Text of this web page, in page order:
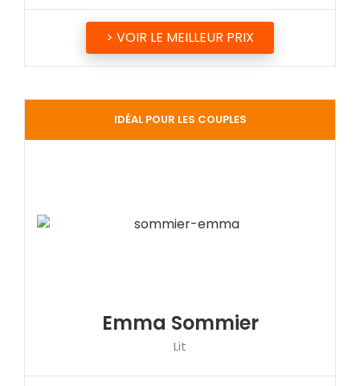
> VOIR LE MEILLEUR PRIX
IDÉAL POUR LES COUPLES
Emma Sommier
Lit